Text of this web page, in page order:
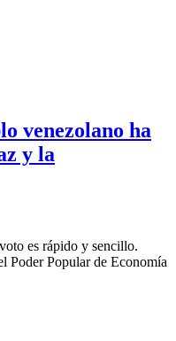
venezolano ha
y la
es rápido y sencillo.
Poder Popular de Economía